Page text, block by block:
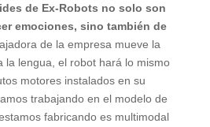
de Ex-Robots no solo son
emociones, sino también de
de la empresa mueve la
la lengua, el robot hará lo mismo
motores instalados en su
trabajando en el modelo de
fabricando es multimodal